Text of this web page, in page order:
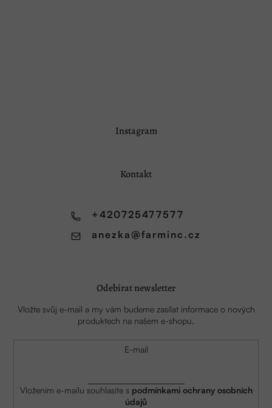
Instagram
Kontakt
anezka @farminc.cz
+420725477577
Odebírat newsletter
Vložte svůj e-mail a my vám budeme zasílat informace o nových
produktech na našem e-shopu.
E-mail
Vložením e-mailu souhlasíte s podmínkami ochrany osobních
údajů